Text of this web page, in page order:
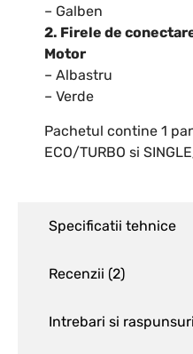
Specificatii tehnice
Recenzii (2)
Intrebari si raspunsuri
– Galben
2. Firele de
Motor
– Albastru
– Verde
Pachetul contine 1
ECO/TURBO si